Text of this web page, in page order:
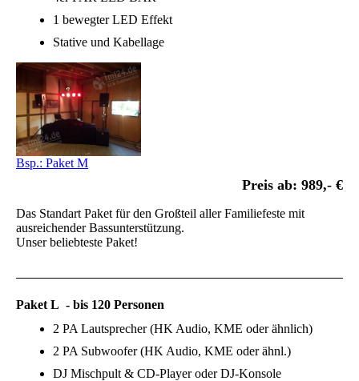
1 bewegter LED Effekt
Stative und Kabellage
Bsp.: Paket M
Preis ab: 989,- €
Das Standart Paket für den Großteil aller Familiefeste mit
ausreichender Bassunterstützung.
Unser beliebteste Paket!
Paket L - bis 120 Personen
2 PA Lautsprecher (HK Audio, KME oder ähnlich)
2 PA Subwoofer (HK Audio, KME oder ähnl.)
DJ Mischpult & CD-Player oder DJ-Konsole